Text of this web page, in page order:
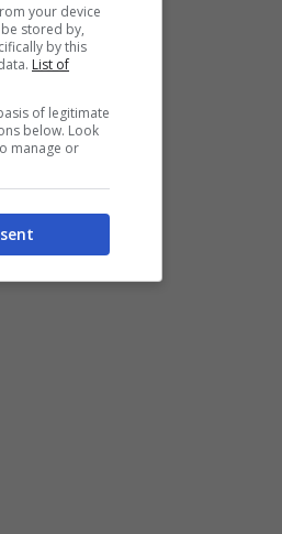
your device
stored by,
by this
List of
of legitimate
below. Look
manage or